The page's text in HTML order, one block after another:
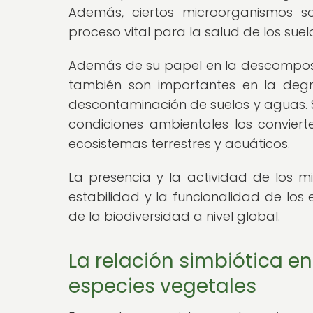
Además, ciertos microorganismos
proceso vital para la salud de los
Además de su papel en la
también son importantes en la
descontaminación de suelos y
condiciones ambientales los
ecosistemas terrestres y acuáticos.
La presencia y la actividad de los
estabilidad y la funcionalidad de los
de la biodiversidad a nivel global.
La relación simbiótica
especies vegetales